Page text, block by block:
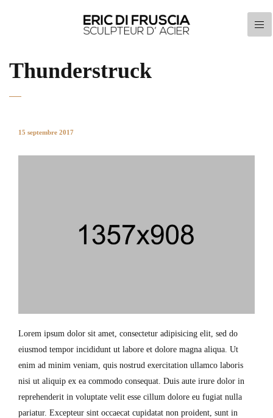
Thunderstruck
15 septembre 2017
Lorem ipsum dolor sit amet, consectetur adipisicing elit, sed do
eiusmod tempor incididunt ut labore et dolore magna aliqua. Ut
enim ad minim veniam, quis nostrud exercitation ullamco laboris
nisi ut aliquip ex ea commodo consequat. Duis aute irure dolor in
reprehenderit in voluptate velit esse cillum dolore eu fugiat nulla
pariatur. Excepteur sint occaecat cupidatat non proident, sunt in